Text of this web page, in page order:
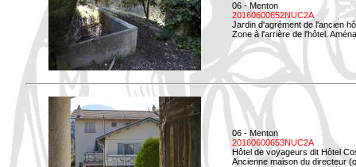
06 - Menton
20160600652NUC2A
Jardin d'agrément de l'ancien
Zone à l'arrière de l'hôtel.
06 - Menton
20160600653NUC2A
Hôtel de voyageurs dit Hôtel
Ancienne maison du directeur